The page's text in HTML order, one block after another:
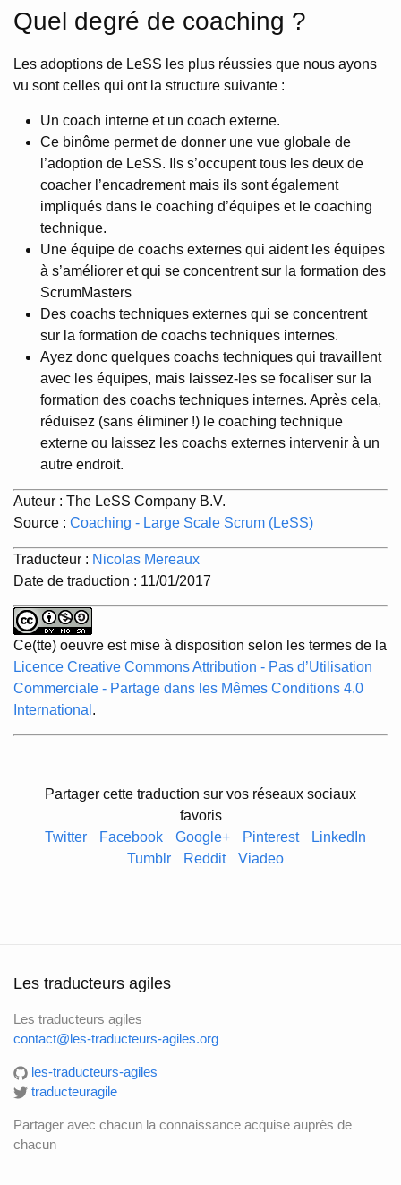
Quel degré de coaching ?
Les adoptions de LeSS les plus réussies que nous ayons
vu sont celles qui ont la structure suivante :
Un coach interne et un coach externe.
Ce binôme permet de donner une vue globale de
l’adoption de LeSS. Ils s’occupent tous les deux de
coacher l’encadrement mais ils sont également
impliqués dans le coaching d’équipes et le coaching
technique.
Une équipe de coachs externes qui aident les équipes
à s’améliorer et qui se concentrent sur la formation des
ScrumMasters
Des coachs techniques externes qui se concentrent
sur la formation de coachs techniques internes.
Ayez donc quelques coachs techniques qui travaillent
avec les équipes, mais laissez-les se focaliser sur la
formation des coachs techniques internes. Après cela,
réduisez (sans éliminer !) le coaching technique
externe ou laissez les coachs externes intervenir à un
autre endroit.
Auteur : The LeSS Company B.V.
Source : Coaching - Large Scale Scrum (LeSS)
Traducteur : Nicolas Mereaux
Date de traduction : 11/01/2017
Ce(tte) oeuvre est mise à disposition selon les termes de la
Licence Creative Commons Attribution - Pas d’Utilisation
Commerciale - Partage dans les Mêmes Conditions 4.0
International .
Partager cette traduction sur vos réseaux sociaux
favoris
Twitter
Facebook Google+ Pinterest
LinkedIn
Tumblr
Reddit Viadeo
Les traducteurs agiles
Les traducteurs agiles
contact@les-traducteurs-agiles.org
les-traducteurs-agiles
traducteuragile
Partager avec chacun la connaissance acquise auprès de
chacun